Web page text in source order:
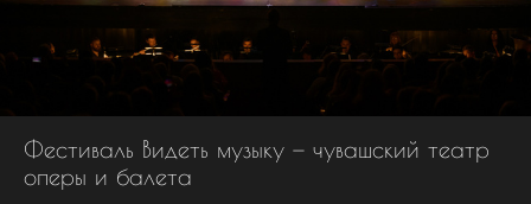
Фестиваль Видеть музыку — чувашский театр
оперы и балета